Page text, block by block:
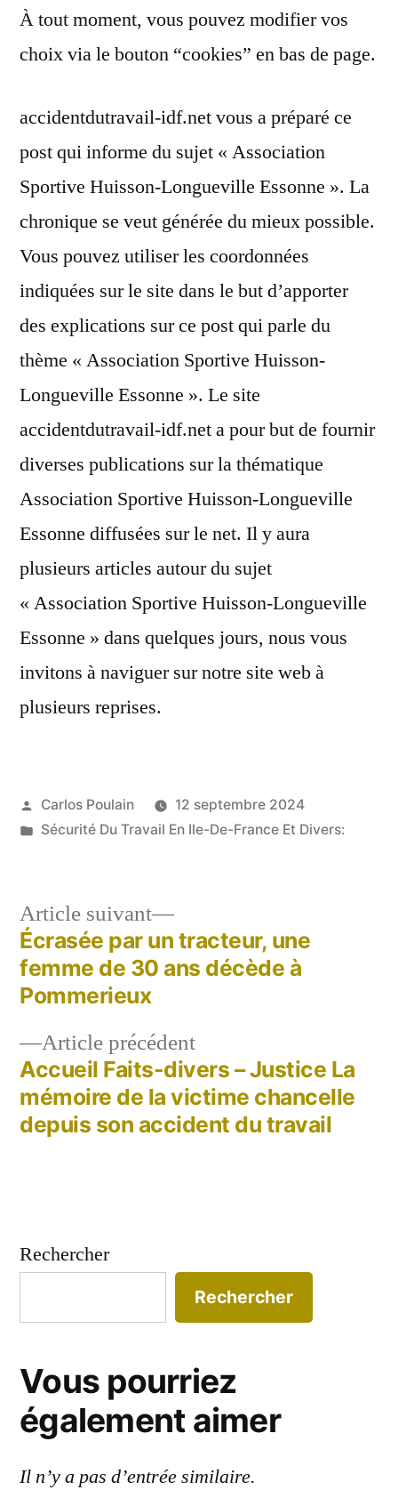
À tout moment, vous pouvez modifier vos
choix via le bouton “cookies” en bas de page.
accidentdutravail-idf.net vous a préparé ce
post qui informe du sujet « Association
Sportive Huisson-Longueville Essonne ». La
chronique se veut générée du mieux possible.
Vous pouvez utiliser les coordonnées
indiquées sur le site dans le but d’apporter
des explications sur ce post qui parle du
thème « Association Sportive Huisson-
Longueville Essonne ». Le site
accidentdutravail-idf.net a pour but de fournir
diverses publications sur la thématique
Association Sportive Huisson-Longueville
Essonne diffusées sur le net. Il y aura
plusieurs articles autour du sujet
« Association Sportive Huisson-Longueville
Essonne » dans quelques jours, nous vous
invitons à naviguer sur notre site web à
plusieurs reprises.
Publié
par
Carlos Poulain
12 septembre 2024
Publié
Sécurité Du Travail En Ile-De-France Et Divers:
Navigation
de
l’article
Article précédentArticle
précédent :
Accueil Faits-divers – Justice La
mémoire de la victime chancelle
depuis son accident du travail
Article suivant
Article
suivant :
Écrasée par un tracteur, une
femme de 30 ans décède à
Pommerieux
Rechercher
Rechercher
Vous pourriez
également aimer
Il n’y a pas d’entrée similaire.